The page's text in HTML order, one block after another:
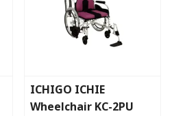
ICHIGO ICHIE
Wheelchair KC-2PU